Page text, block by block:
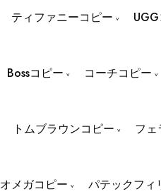
ティファニーコピー
Bossコピー コーチコピー
トムブラウンコピー フェ
オメガコピー パテックフィ